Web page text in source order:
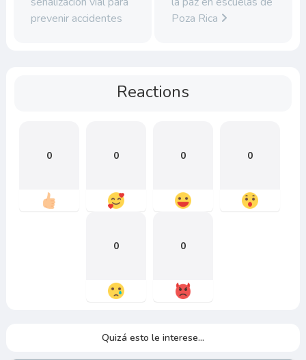
prevenir accidentes
Poza Rica
Reactions
0 0 0 0
0 0
Quizá esto le interese...